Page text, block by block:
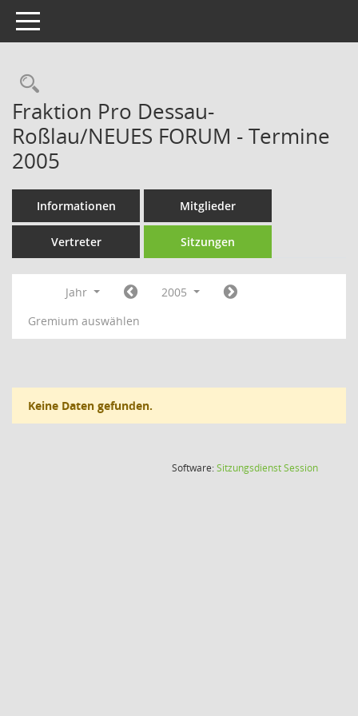
Toggle navigation
Rechercheauswahl
Fraktion Pro Dessau-
Roßlau/NEUES FORUM - Termine
2005
Informationen Mitglieder
Vertreter Sitzungen
Jahr
2005
Gremium auswählen
Keine Daten gefunden.
Software:SitzungsdienstSession(Wird in